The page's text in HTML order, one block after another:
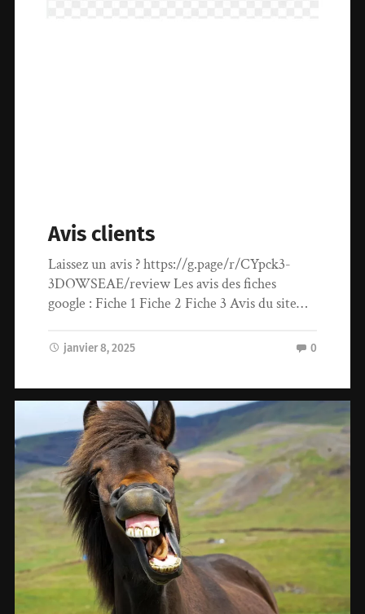
Avis clients
Laissez un avis ? https://g.page/r/CYpck3-
3DOWSEAE/review Les avis des fiches
google : Fiche 1 Fiche 2 Fiche 3 Avis du site…
janvier 8, 2025 0